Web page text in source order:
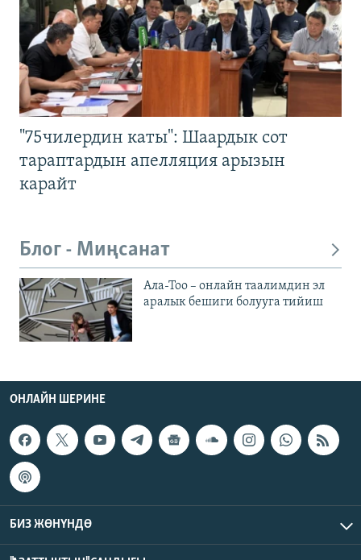
"75чилердин каты": Шаардык сот
тараптардын апелляция арызын
карайт
Блог - Миңсанат
Ала-Тоо – онлайн таалимдин эл
аралык бешиги болууга тийиш
ОНЛАЙН ШЕРИНЕ
БИЗ ЖӨНҮНДӨ